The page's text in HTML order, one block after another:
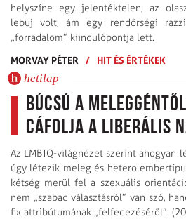
helyszíne egy jelentéktelen, az
lebuj volt, ám egy rendőrségi
„forradalom” kiindulópontja lett.
MORVAY PÉTER
/ HIT ÉS ÉRTÉKEK
hetilap
Búcsú a
cáfolja a liberális
Az LMBTQ-világnézet szerint ahogyan
úgy létezik meleg és hetero
kétség merül fel a szexuális
nem „szabad választásról” van szó,
fix attribútumának „felfedezéséről”.